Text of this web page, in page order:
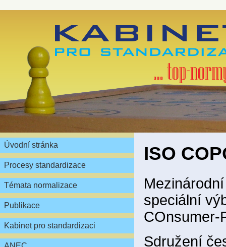
Úvodní stránka
Procesy standardizace
Témata normalizace
Publikace
Kabinet pro standardizaci
ISO
speciální
COnsumer-
Sdružení